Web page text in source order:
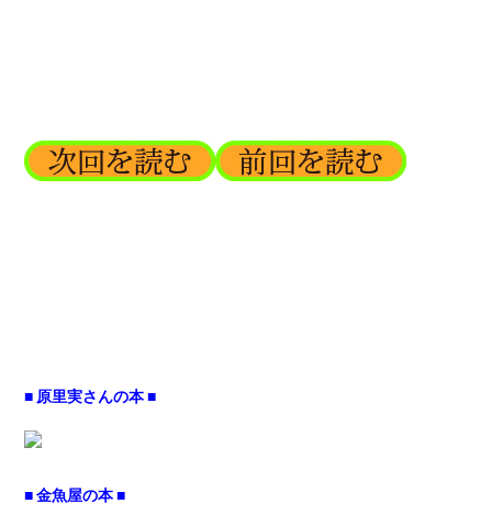
■ 原里実さんの本 ■
■ 金魚屋の本 ■